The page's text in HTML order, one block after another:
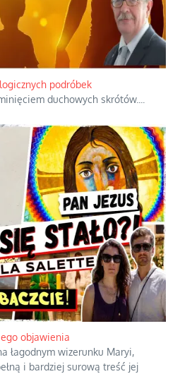
podróbek
duchowych skrótów.
objawienia
łagodnym wizerunku Maryi,
i bardziej surową treść jej